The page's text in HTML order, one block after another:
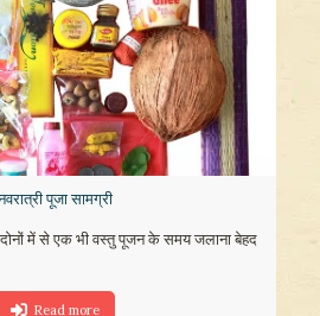
पूजा सामग्री
दोनों में से एक भी वस्तु पूजन के समय जलाना बेहद
Read more